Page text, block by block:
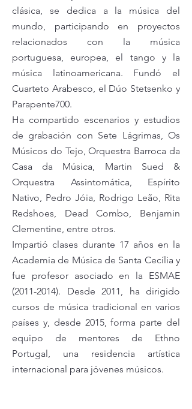
clásica, se dedica a la música del
mundo, participando en proyectos
relacionados con la música
portuguesa, europea, el tango y la
música latinoamericana. Fundó el
Cuarteto Arabesco, el Dúo Stetsenko y
Parapente700.
Ha compartido escenarios y estudios
de grabación con Sete Lágrimas, Os
Músicos do Tejo, Orquestra Barroca da
Casa da Música, Martin Sued &
Orquestra Assintomática, Espírito
Nativo, Pedro Jóia, Rodrigo Leão, Rita
Redshoes, Dead Combo, Benjamin
Clementine, entre otros.
Impartió clases durante 17 años en la
Academia de Música de Santa Cecília y
fue profesor asociado en la ESMAE
(2011-2014). Desde 2011, ha dirigido
cursos de música tradicional en varios
países y, desde 2015, forma parte del
equipo de mentores de Ethno
Portugal, una residencia artística
internacional para jóvenes músicos.